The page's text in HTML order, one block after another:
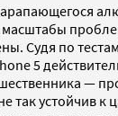
масштабы
Судя по
5
—
так устойчив к